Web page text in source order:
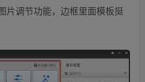
片调节功能，边框里面模板挺